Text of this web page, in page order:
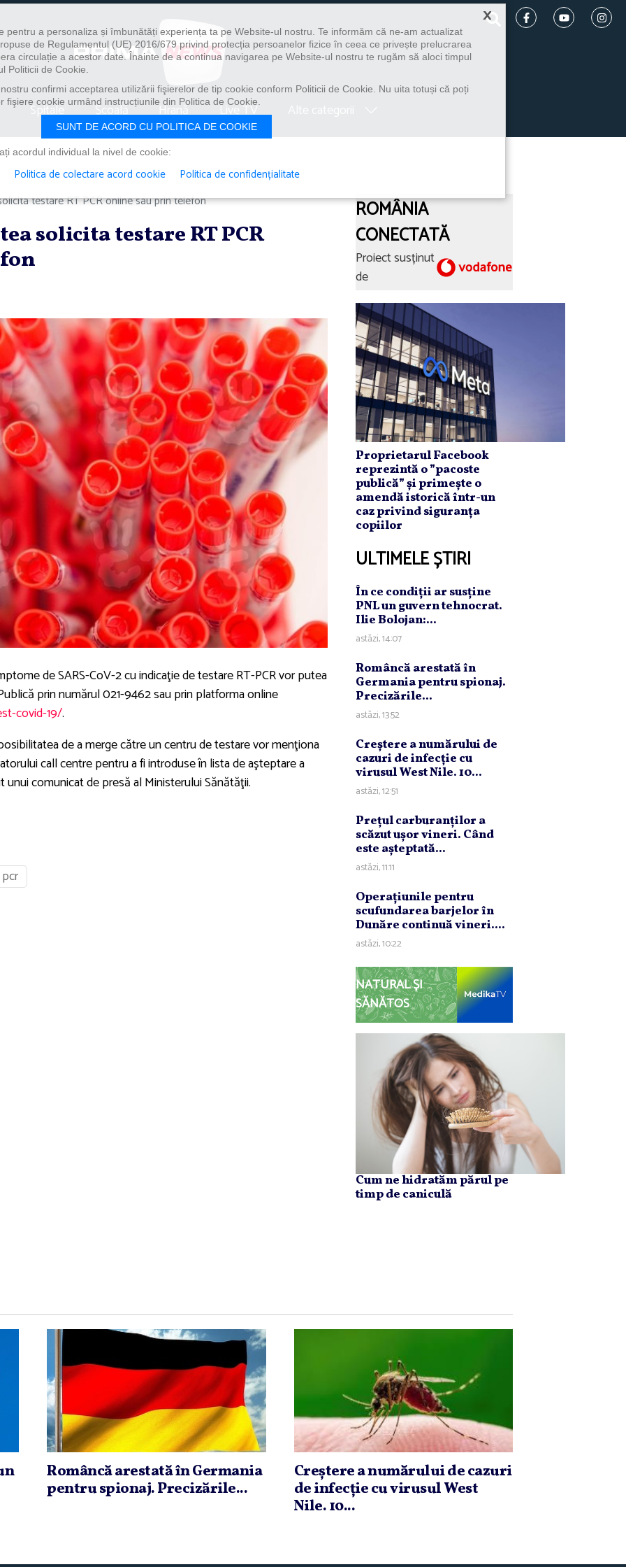
Spitale Școală Hrană Live TV
testare RT PCR online sau prin telefon
solicita testare RT PCR
de SARS-CoV-2 cu indicaţie de testare RT-PCR vor putea
prin numărul 021-9462 sau prin platforma online
covid-19/.
de a merge către un centru de testare vor menţiona
call centre pentru a fi introduse în lista de aşteptare a
comunicat de presă al Ministerului Sănătăţii.
ROMÂNIA
CONECTATĂ
Proiect susținut
de
Proprietarul Facebook
reprezintă o ”pacoste
publică” și primește o
amendă istorică într-un
caz privind siguranța
copiilor
ULTIMELE ȘTIRI
În ce condiţii ar susţine
PNL un guvern tehnocrat.
Ilie Bolojan:...
astăzi, 14:07
Româncă arestată în
Germania pentru spionaj.
Precizările...
astăzi, 13:52
Creştere a numărului de
cazuri de infecţie cu
virusul West Nile. 10...
astăzi, 12:51
Preţul carburanţilor a
scăzut uşor vineri. Când
este aşteptată...
astăzi, 11:11
Operaţiunile pentru
scufundarea barjelor în
Dunăre continuă vineri....
astăzi, 10:22
NATURAL ȘI
SĂNĂTOS
Cum ne hidratăm părul pe
timp de caniculă
Româncă arestată în Germania
pentru spionaj. Precizările...
Creştere a numărului de cazuri
de infecţie cu virusul West
Nile. 10...
×
pentru a personaliza și îmbunătăți experiența ta pe Website-ul nostru. Te informăm că ne-am actualizat
de Regulamentul (UE) 2016/679 privind protecția persoanelor fizice în ceea ce privește prelucrarea
circulație a acestor date. Înainte de a continua navigarea pe Website-ul nostru te rugăm să aloci timpul
Politicii de Cookie.
confirmi acceptarea utilizării fişierelor de tip cookie conform Politicii de Cookie. Nu uita totuși că poți
cookie urmând instrucțiunile din Politica de Cookie.
SUNT DE ACORD CU POLITICA DE COOKIE
acordul individual la nivel de cookie:
Politica de colectare acord cookie Politica de confidențialitate